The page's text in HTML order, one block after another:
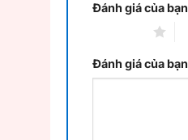
Đánh giá của bạn
Đánh giá của bạn